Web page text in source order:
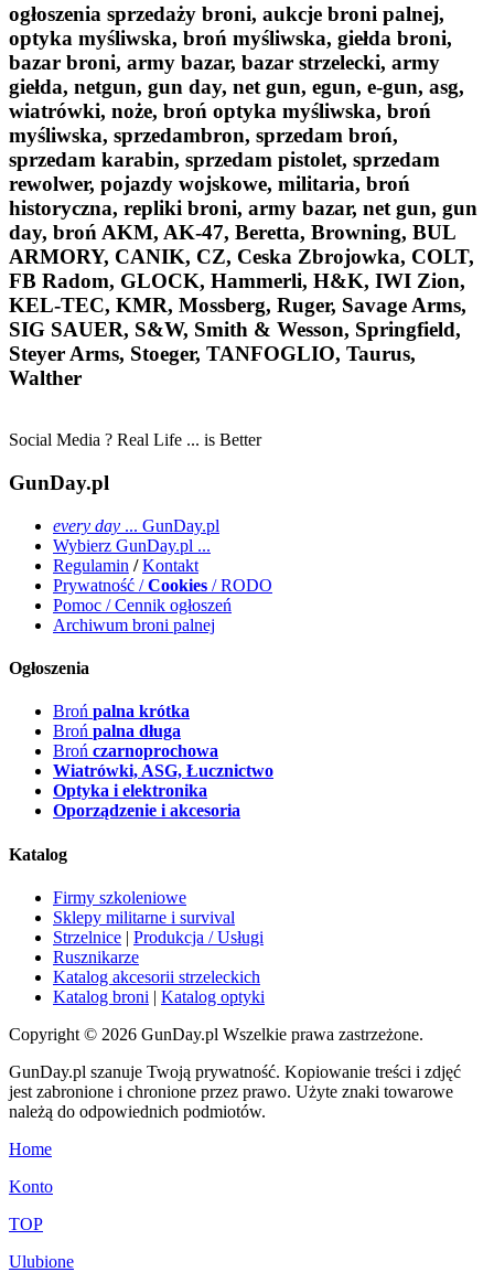
ogłoszenia sprzedaży broni, aukcje broni palnej,
optyka myśliwska, broń myśliwska, giełda broni,
bazar broni, army bazar, bazar strzelecki, army
giełda, netgun, gun day, net gun, egun, e-gun, asg,
wiatrówki, noże, broń optyka myśliwska, broń
myśliwska, sprzedambron, sprzedam broń,
sprzedam karabin, sprzedam pistolet, sprzedam
rewolwer, pojazdy wojskowe, militaria, broń
historyczna, repliki broni, army bazar, net gun, gun
day, broń AKM, AK-47, Beretta, Browning, BUL
ARMORY, CANIK, CZ, Ceska Zbrojowka, COLT,
FB Radom, GLOCK, Hammerli, H&K, IWI Zion,
KEL-TEC, KMR, Mossberg, Ruger, Savage Arms,
SIG SAUER, S&W, Smith & Wesson, Springfield,
Steyer Arms, Stoeger, TANFOGLIO, Taurus,
Walther
Social Media ? Real Life ... is Better
GunDay.pl
every day ... GunDay.pl
Wybierz GunDay.pl ...
Regulamin / Kontakt
Prywatność /Cookies / RODO
Pomoc / Cennik ogłoszeń
Archiwum broni palnej
Ogłoszenia
Broń palna krótka
Broń palna długa
Broń czarnoprochowa
Wiatrówki, ASG, Łucznictwo
Optyka i elektronika
Oporządzenie i akcesoria
Katalog
Firmy szkoleniowe
Sklepy militarne i survival
Strzelnice | Produkcja / Usługi
Rusznikarze
Katalog akcesorii strzeleckich
Katalog broni | Katalog optyki
Copyright © 2026 GunDay.pl Wszelkie prawa zastrzeżone.
GunDay.pl szanuje Twoją prywatność. Kopiowanie treści i zdjęć
jest zabronione i chronione przez prawo. Użyte znaki towarowe
należą do odpowiednich podmiotów.
Home
Konto
TOP
Ulubione